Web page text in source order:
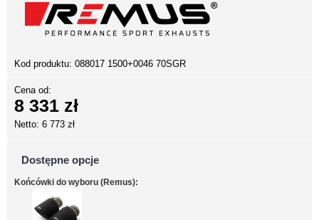
Kod produktu: 088017 1500+0046 70SGR
Cena od:
8 331 zł
Netto: 6 773 zł
Dostępne opcje
Końcówki do wyboru (Remus):